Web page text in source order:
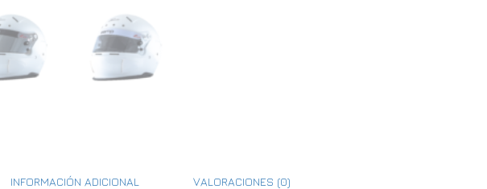
INFORMACIÓN ADICIONAL VALORACIONES (0)